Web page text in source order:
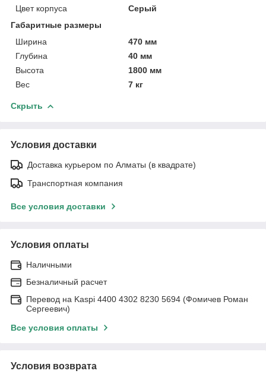
Цвет корпуса
Серый
Габаритные размеры
Ширина
470 мм
Глубина
40 мм
Высота
1800 мм
Вес
7 кг
Скрыть
Условия доставки
Доставка курьером по Алматы (в квадрате)
Транспортная компания
Все условия доставки
Условия оплаты
Наличными
Безналичный расчет
Перевод на Kaspi 4400 4302 8230 5694 (Фомичев Роман
Сергеевич)
Все условия оплаты
Условия возврата